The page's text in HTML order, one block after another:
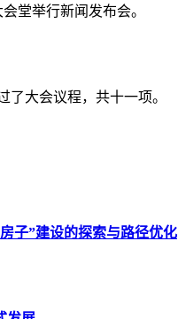
堂举行新闻发布会。
大会议程，共十一项。
子”建设的探索与路径优化